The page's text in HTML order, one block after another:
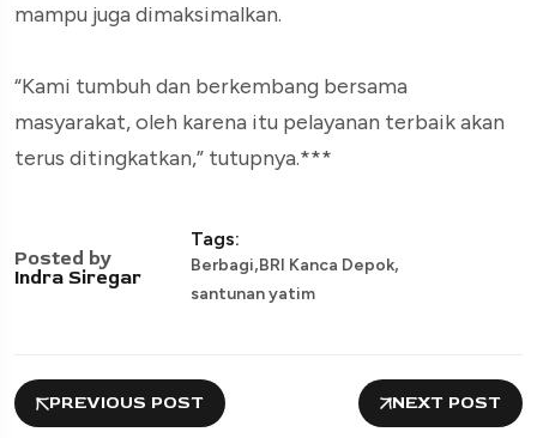
mampu juga dimaksimalkan.
“Kami tumbuh dan berkembang bersama
masyarakat, oleh karena itu pelayanan terbaik akan
terus ditingkatkan,” tutupnya.***
Posted by
Indra Siregar
Tags:
Berbagi,BRI Kanca Depok,
santunan yatim
PREVIOUS POST NEXT POST